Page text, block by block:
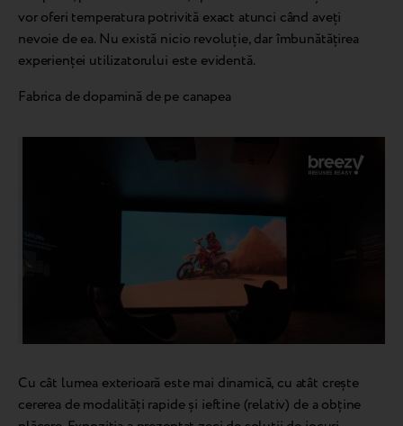
vor oferi temperatura potrivită exact atunci când aveți
nevoie de ea. Nu există nicio revoluție, dar îmbunătățirea
experienței utilizatorului este evidentă.
Fabrica de dopamină de pe canapea
Cu cât lumea exterioară este mai dinamică, cu atât crește
cererea de modalități rapide și ieftine (relativ) de a obține